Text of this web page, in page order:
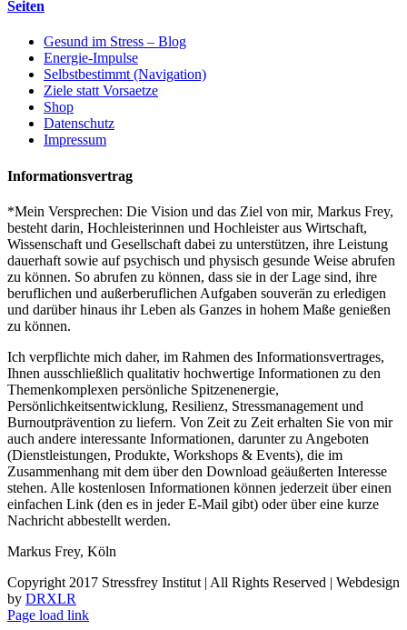
Seiten
Gesund im Stress – Blog
Energie-Impulse
Selbstbestimmt (Navigation)
Ziele statt Vorsaetze
Shop
Datenschutz
Impressum
Informationsvertrag
*Mein Versprechen: Die Vision und das Ziel von mir, Markus Frey,
besteht darin, Hochleisterinnen und Hochleister aus Wirtschaft,
Wissenschaft und Gesellschaft dabei zu unterstützen, ihre Leistung
dauerhaft sowie auf psychisch und physisch gesunde Weise abrufen
zu können. So abrufen zu können, dass sie in der Lage sind, ihre
beruflichen und außerberuflichen Aufgaben souverän zu erledigen
und darüber hinaus ihr Leben als Ganzes in hohem Maße genießen
zu können.
Ich verpflichte mich daher, im Rahmen des Informationsvertrages,
Ihnen ausschließlich qualitativ hochwertige Informationen zu den
Themenkomplexen persönliche Spitzenenergie,
Persönlichkeitsentwicklung, Resilienz, Stressmanagement und
Burnoutprävention zu liefern. Von Zeit zu Zeit erhalten Sie von mir
auch andere interessante Informationen, darunter zu Angeboten
(Dienstleistungen, Produkte, Workshops & Events), die im
Zusammenhang mit dem über den Download geäußerten Interesse
stehen. Alle kostenlosen Informationen können jederzeit über einen
einfachen Link (den es in jeder E-Mail gibt) oder über eine kurze
Nachricht abbestellt werden.
Markus Frey, Köln
Copyright 2017 Stressfrey Institut | All Rights Reserved | Webdesign
by DRXLR
Page load link